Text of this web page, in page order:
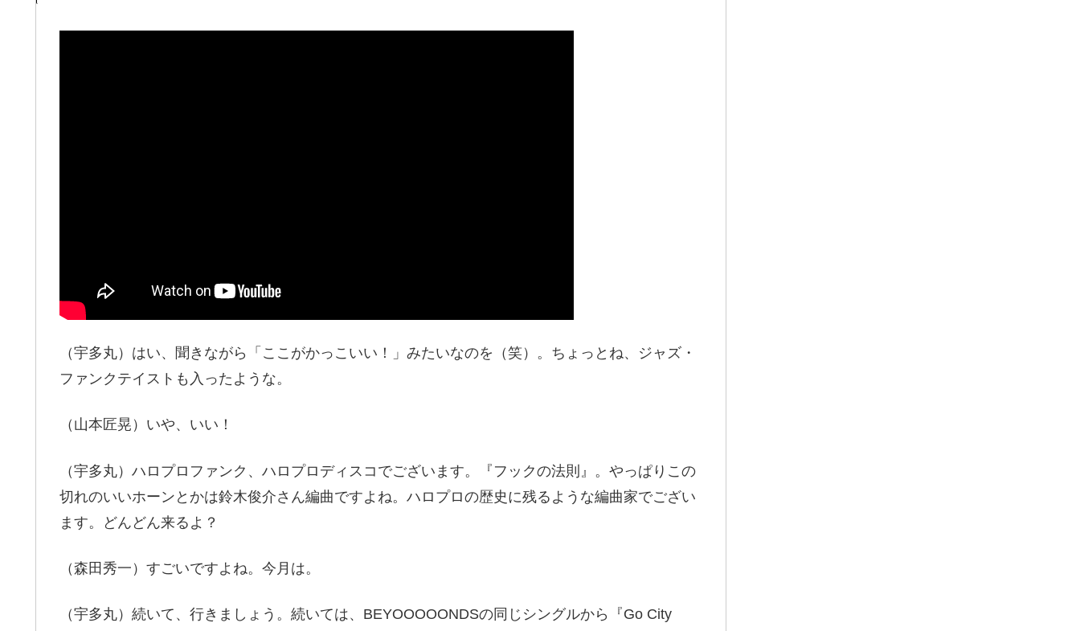
（宇多丸）はい、聞きながら「ここがかっこいい！」みたいなのを（笑）。ちょっとね、ジャズ・
ファンクテイストも入ったような。
（山本匠晃）いや、いい！
（宇多丸）ハロプロファンク、ハロプロディスコでございます。『フックの法則』。やっぱりこの
切れのいいホーンとかは鈴木俊介さん編曲ですよね。ハロプロの歴史に残るような編曲家でござい
ます。どんどん来るよ？
（森田秀一）すごいですよね。今月は。
（宇多丸）続いて、行きましょう。続いては、BEYOOOOONDSの同じシングルから『Go City